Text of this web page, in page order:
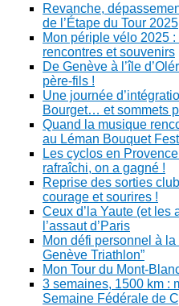
Revanche,
de l’Étape du Tour 2025
Mon périple vélo 2025
rencontres et souvenirs
De Genève à l’île
père-fils !
Une journée
Bourget… et sommets
Quand la musique
au Léman Bouquet
Les cyclos en
rafraîchi, on a gagné !
Reprise des sorties
courage et sourires !
Ceux d’la Yaute (et les
l’assaut d’Paris
Mon défi personnel à
Genève Triathlon”
Mon Tour du Mont-
3 semaines, 1500 km :
Semaine Fédérale de